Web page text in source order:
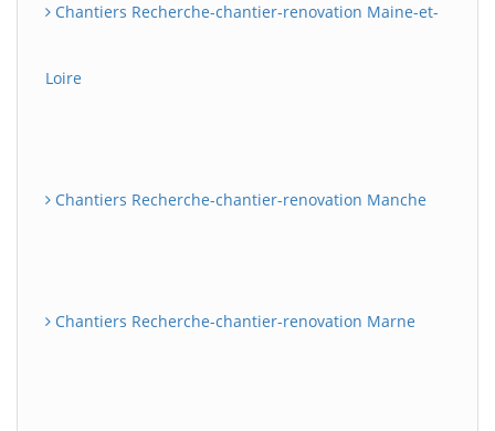
Chantiers Recherche-chantier-renovation Maine-et-
Loire
Chantiers Recherche-chantier-renovation Manche
Chantiers Recherche-chantier-renovation Marne